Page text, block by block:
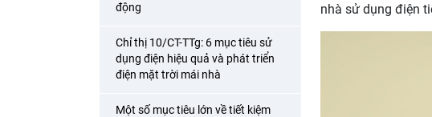
động
Chỉ thị 10/CT-TTg: 6 mục tiêu sử
dụng điện hiệu quả và phát triển
điện mặt trời mái nhà
Một số mục tiêu lớn về tiết kiệm
nhà sử dụng điện